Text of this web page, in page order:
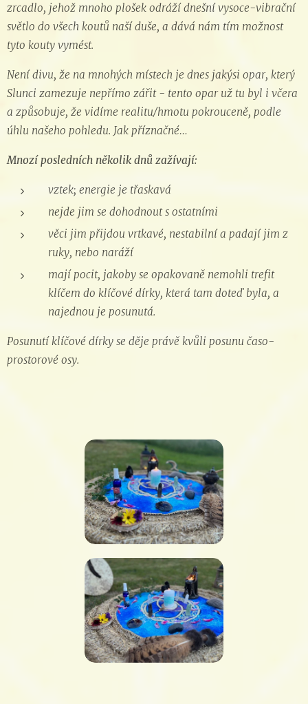
zrcadlo, jehož mnoho plošek odráží dnešní vysoce-vibrační
světlo do všech koutů naší duše, a dává nám tím možnost
tyto kouty vymést.
Není divu, že na mnohých místech je dnes jakýsi opar, který
Slunci zamezuje nepřímo zářit - tento opar už tu byl i včera
a způsobuje, že vidíme realitu/hmotu pokrouceně, podle
úhlu našeho pohledu. Jak příznačné…
Mnozí posledních několik dnů zažívají:
vztek; energie je třaskavá
nejde jim se dohodnout s ostatními
věci jim přijdou vrtkavé, nestabilní a padají jim z
ruky, nebo naráží
mají pocit, jakoby se opakovaně nemohli trefit
klíčem do klíčové dírky, která tam doteď byla, a
najednou je posunutá.
Posunutí klíčové dírky se děje právě kvůli posunu časo-
prostorové osy.